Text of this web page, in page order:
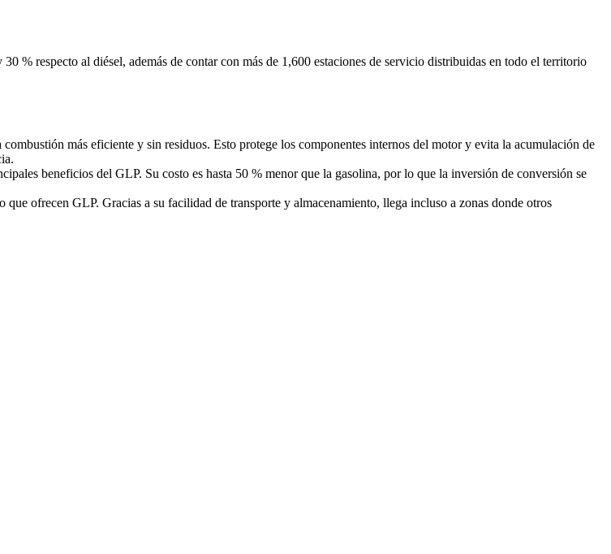
% respecto al diésel, además de contar con más de 1,600 estaciones de servicio distribuidas en todo el territorio
más eficiente y sin residuos. Esto protege los componentes internos del motor y evita la acumulación de
beneficios del GLP. Su costo es hasta 50 % menor que la gasolina, por lo que la inversión de conversión se
ofrecen GLP. Gracias a su facilidad de transporte y almacenamiento, llega incluso a zonas donde otros